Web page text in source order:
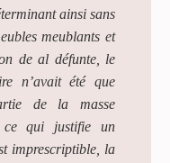
ainsi sans
meublants et
de al défunte, le
n’avait été que
de la masse
ce qui justifie un
imprescriptible, la